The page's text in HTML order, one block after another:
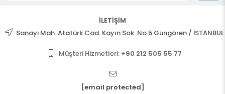
İLETİŞİM
Sanayi Mah. Atatürk Cad. Kayın Sok. No:5 Güngören / İSTANBUL
Müşteri Hizmetleri: +90 212 505 55 77
[email protected]